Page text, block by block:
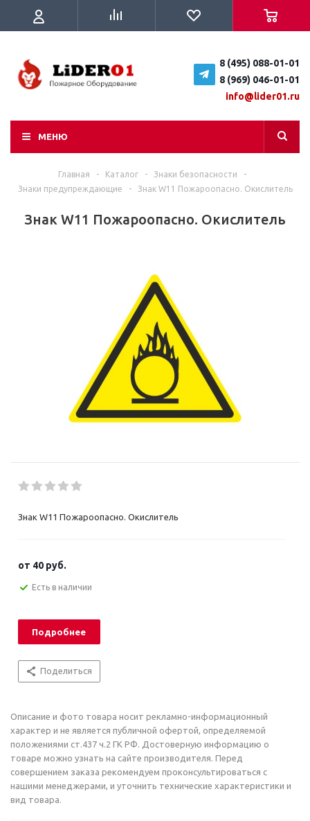
8 (495) 088-01-01
8 (969) 046-01-01
info@lider01.ru
МЕНЮ
Главная - Каталог - Знаки безопасности
-
Знаки предупреждающие
- Знак W11 Пожароопасно. Окислитель
Знак W11 Пожароопасно. Окислитель
Знак W11 Пожароопасно. Окислитель
от 40 руб.
Есть в наличии
Подробнее
Поделиться
Описание и фото товара носит рекламно-информационный
характер и не является публичной офертой, определяемой
положениями ст.437 ч.2 ГК РФ. Достоверную информацию о
товаре можно узнать на сайте производителя. Перед
совершением заказа рекомендуем проконсультироваться с
нашими менеджерами, и уточнить технические характеристики и
вид товара.